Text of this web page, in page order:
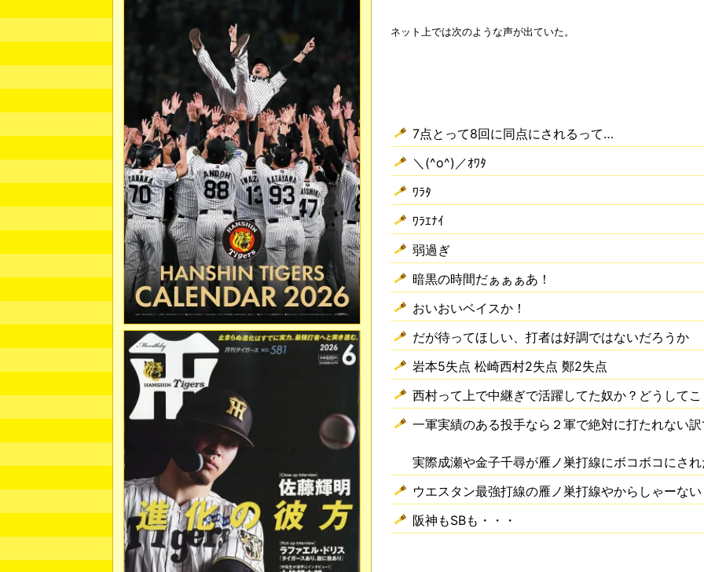
ネット上では次のような声が出ていた。
7点とって8回に同点にされるって…
＼(^o^)／ｵﾜﾀ
ﾜﾗﾀ
ﾜﾗｴﾅｲ
弱過ぎ
暗黒の時間だぁぁぁあ！
おいおいベイスか！
だが待ってほしい、打者は好調ではないだろうか
岩本5失点 松崎西村2失点 鄭2失点
西村って上で中継ぎで活躍してた奴か？どうして
一軍実績のある投手なら２軍で絶対に打たれない
実際成瀬や金子千尋が雁ノ巣打線にボコボコにさ
ウエスタン最強打線の雁ノ巣打線やからしゃーない
阪神もSBも・・・